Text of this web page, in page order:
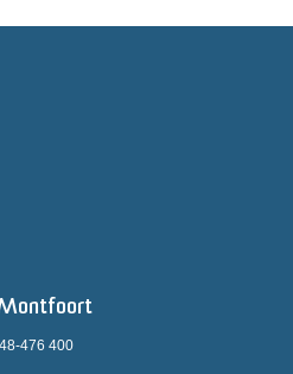
Montfoort
476 400